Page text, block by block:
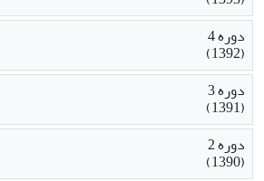
دوره 4
(1392)
دوره 3
(1391)
دوره 2
(1390)